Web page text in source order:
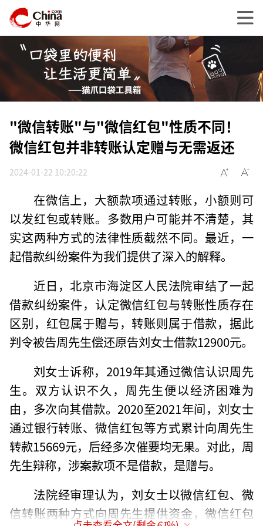
"微信转账"与"微信红包"性质不同！
微信红包并非转账认定赠与无需返还
2024-01-22 10:20:22
在微信上，大额款项通过转账，小额则可
以发红包或转账。多数用户可能并不清楚，其
实这两种方式的法律性质截然不同。最近，一
起借款纠纷案件为我们提供了深入的解释。
近日，北京市海淀区人民法院审结了一起
借款纠纷案件，认定微信红包与转账性质存在
区别，红包属于赠与，转账则属于借款，据此
判令被告周先生偿还原告刘女士借款12900元。
刘女士诉称，2019年其通过微信认识周先
生。双方认识不久，周先生便以经济困难为
由，多次向其借款。2020至2021年间，刘女士
通过银行转账、微信红包等方式累计向周先生
转款15669元，后经多次催要均无果。对此，周
先生辩称，涉案款项不是借款，是赠与。
法院经审理认为，刘女士以微信红包、微
信转账两种方式向周先生提供资金，微信红包